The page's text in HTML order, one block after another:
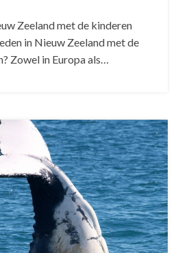
Zeeland met de kinderen
in Nieuw Zeeland met de
Zowel in Europa als…